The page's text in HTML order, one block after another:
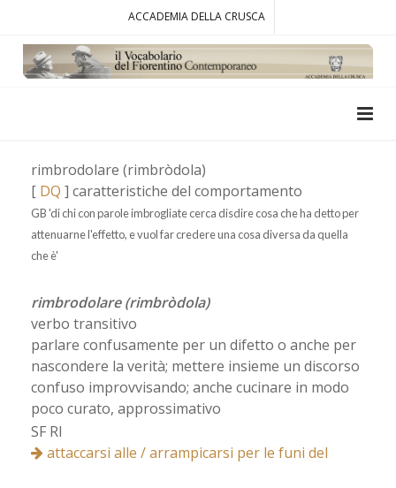
ACCADEMIA DELLA CRUSCA
rimbrodolare (rimbròdola)
[ DQ ] caratteristiche del comportamento
GB 'di chi con parole imbrogliate cerca disdire cosa che ha detto per
attenuarne l'effetto, e vuol far credere una cosa diversa da quella
che è'
rimbrodolare (rimbròdola)
verbo transitivo
parlare confusamente per un difetto o anche per
nascondere la verità; mettere insieme un discorso
confuso improvvisando; anche cucinare in modo
poco curato, approssimativo
SF RI
attaccarsi alle / arrampicarsi per le funi del